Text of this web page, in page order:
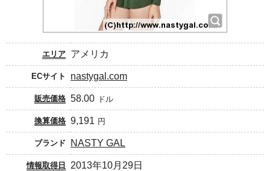
エリア アメリカ
ECサイト nastygal.com
販売価格 58.00 ドル
換算価格 9,191 円
ブランド NASTY GAL
情報取得日 2013年10月29日